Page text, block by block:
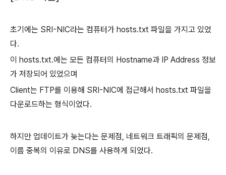
초기에는 SRI-NIC라는 컴퓨터가 hosts.txt 파일을 가지고 있었
다.
이 hosts.txt.에는 모든 컴퓨터의 Hostname과 IP Address 정보
가 저장되어 있었으며
Client는 FTP를 이용해 SRI-NIC에 접근해서 hosts.txt 파일을
다운로드하는 형식이었다.
하지만 업데이트가 늦는다는 문제점, 네트워크 트래픽의 문제점,
이름 중복의 이유로 DNS를 사용하게 되었다.